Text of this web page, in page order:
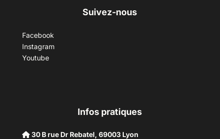
Suivez-nous
Facebook
Instagram
Youtube
Infos pratiques
30 B rue Dr Rebatel, 69003 Lyon